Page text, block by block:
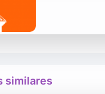
similares